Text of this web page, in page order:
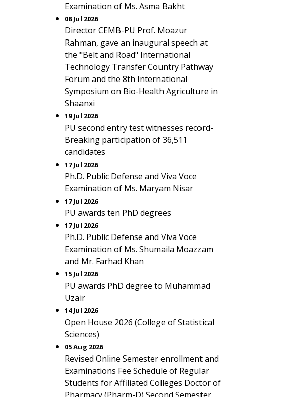
Examination of Ms. Asma Bakht
08 Jul 2026
Director CEMB-PU Prof. Moazur
Rahman, gave an inaugural speech at
the "Belt and Road" International
Technology Transfer Country Pathway
Forum and the 8th International
Symposium on Bio-Health Agriculture in
Shaanxi
19 Jul 2026
PU second entry test witnesses record-
Breaking participation of 36,511
candidates
17 Jul 2026
Ph.D. Public Defense and Viva Voce
Examination of Ms. Maryam Nisar
17 Jul 2026
PU awards ten PhD degrees
17 Jul 2026
Ph.D. Public Defense and Viva Voce
Examination of Ms. Shumaila Moazzam
and Mr. Farhad Khan
15 Jul 2026
PU awards PhD degree to Muhammad
Uzair
14 Jul 2026
Open House 2026 (College of Statistical
Sciences)
05 Aug 2026
Revised Online Semester enrollment and
Examinations Fee Schedule of Regular
Students for Affiliated Colleges Doctor of